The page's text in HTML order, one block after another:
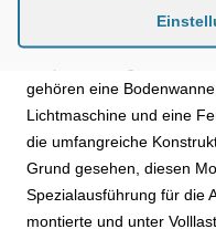
lediglich 74 db (A). Man
gehören eine
Lichtmaschine und eine
die umfangreiche
Grund gesehen, diesen
Spezialausführung für die
montierte und unter